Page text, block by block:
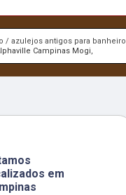
azulejos antigos para banheiro
Campinas Mogi,
em